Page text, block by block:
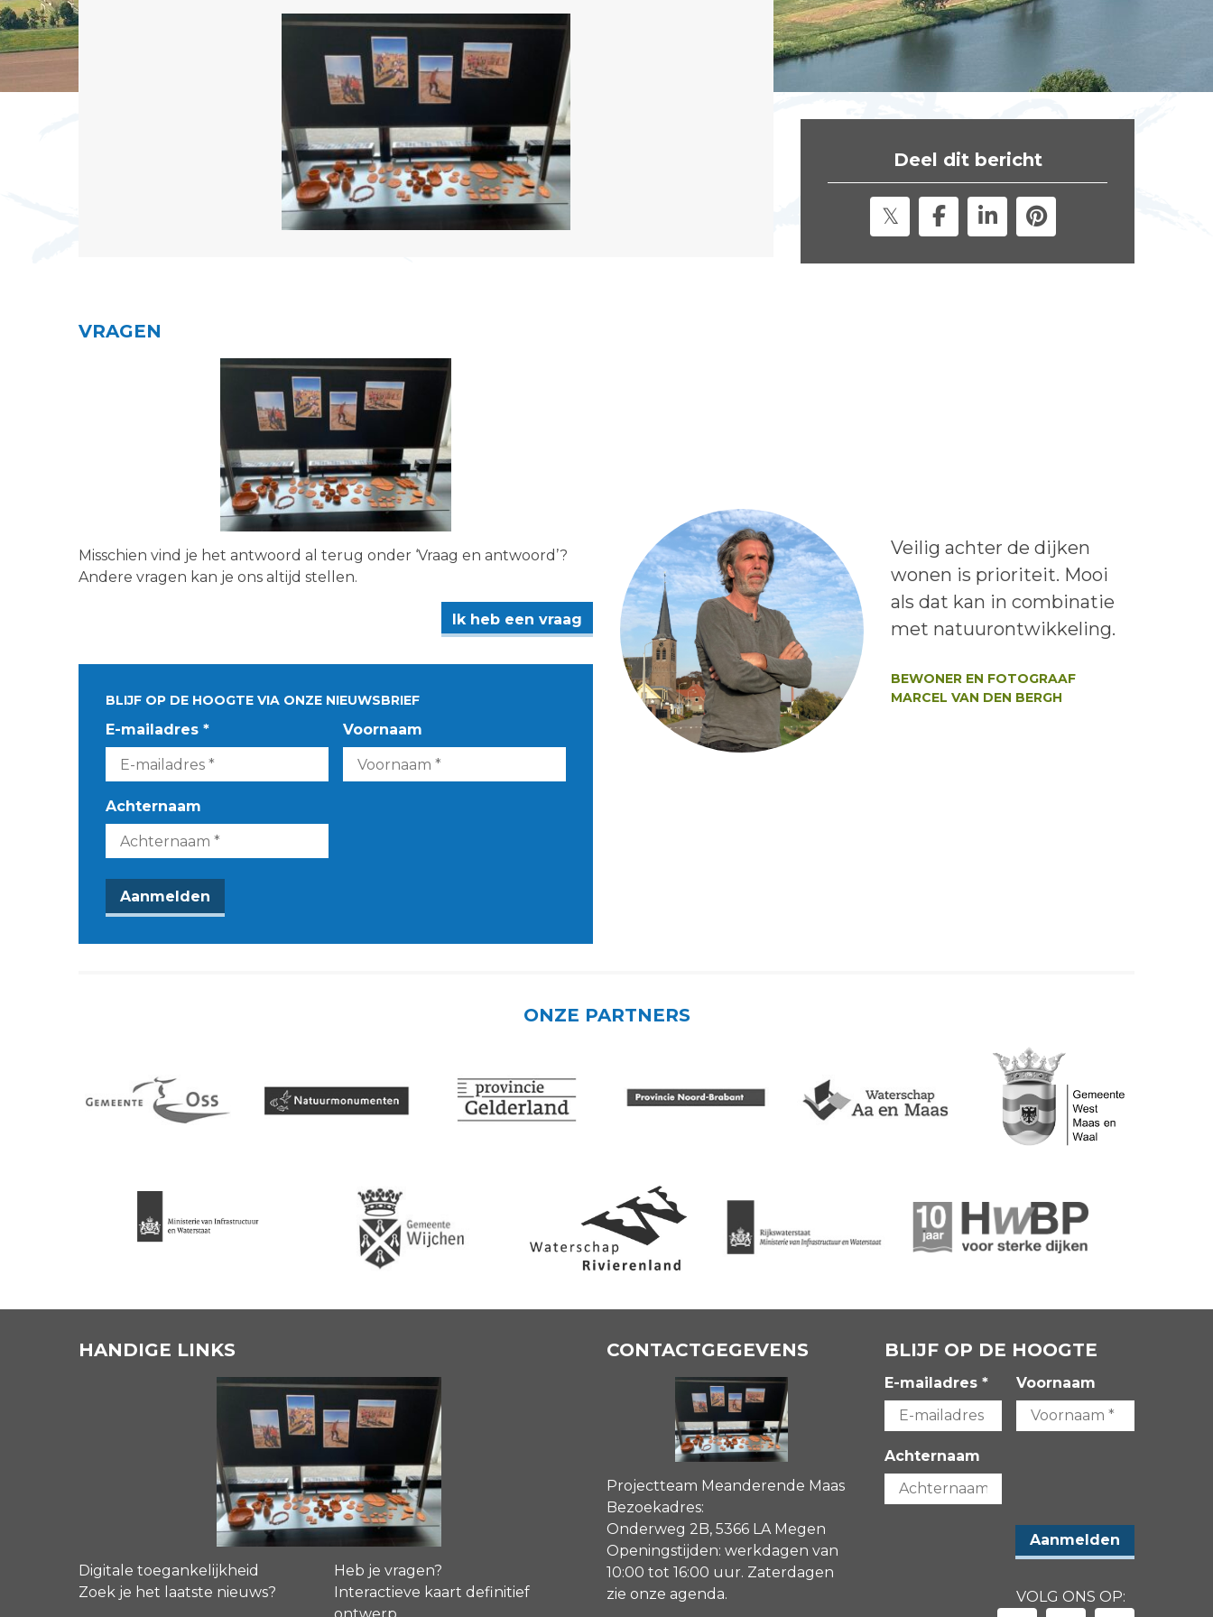
Deel dit bericht
VRAGEN
Misschien vind je het antwoord al terug onder ‘Vraag en antwoord’?
Andere vragen kan je ons altijd stellen.
Ik heb een vraag
BLIJF OP DE HOOGTE VIA ONZE NIEUWSBRIEF
E-mailadres * Voornaam
Achternaam
Lees het bericht:
Veilig achter de dijken
wonen is prioriteit. Mooi
als dat kan in combinatie
met natuurontwikkeling.
BEWONER EN FOTOGRAAF
MARCEL VAN DEN BERGH
ONZE PARTNERS
HANDIGE LINKS
Digitale toegankelijkheid
Heb je vragen?
Zoek je het laatste nieuws?
Interactieve kaart definitief
ontwerp
CONTACTGEGEVENS
Projectteam Meanderende Maas
Bezoekadres:
Onderweg 2B, 5366 LA Megen
Openingstijden: werkdagen van
10:00 tot 16:00 uur. Zaterdagen
zie onze agenda.
BLIJF OP DE HOOGTE
E-mailadres * Voornaam
Achternaam
VOLG ONS OP: